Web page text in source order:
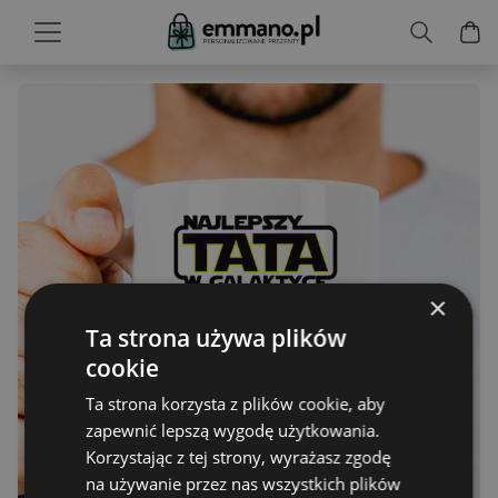
×
Ta strona używa plików
cookie
Ta strona korzysta z plików cookie, aby
zapewnić lepszą wygodę użytkowania.
Korzystając z tej strony, wyrażasz zgodę
na używanie przez nas wszystkich plików